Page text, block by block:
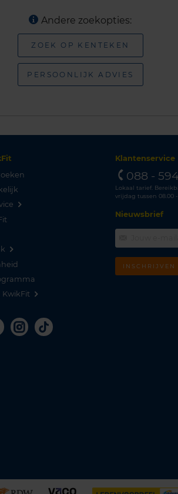
Andere zoekopties:
ZOEK OP KENTEKEN
PERSOONLIJK ADVIES
KwikFit
YoutubeInstagram
Tiktok
Klantenservice
088 -
Lokaal tarief.
vrijdag tussen 08.00 -
Nieuwsbrief
INSCHRIJVEN